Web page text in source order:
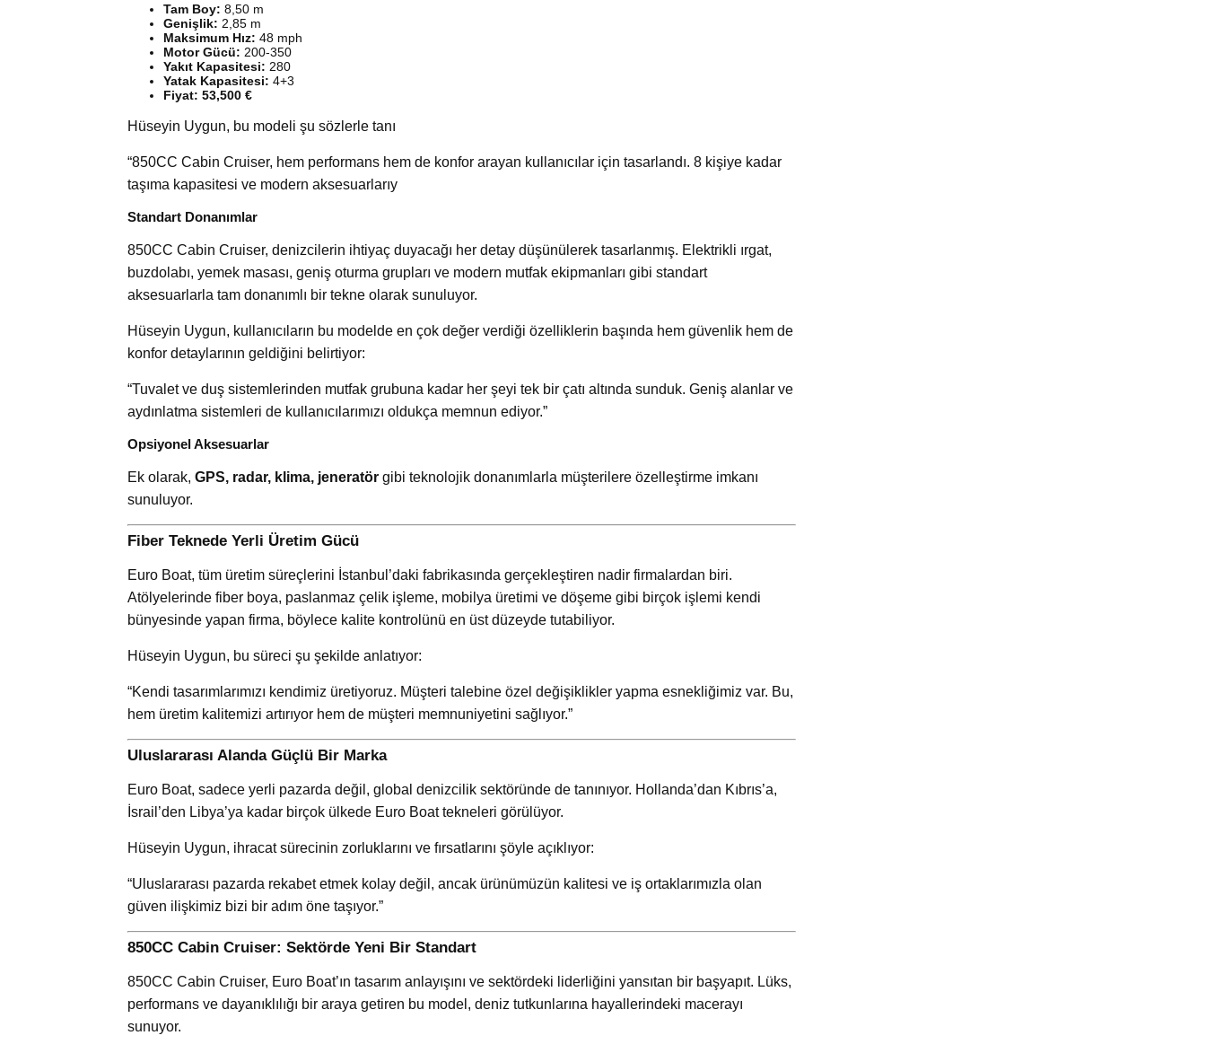
Tam Boy: 8,50 m
Genişlik: 2,85 m
Maksimum Hız: 48 mph
Motor Gücü: 200-350
Yakıt Kapasitesi: 280
Yatak Kapasitesi: 4+3
Fiyat: 53,500 €
Hüseyin Uygun, bu modeli şu sözlerle tanı
“850CC Cabin Cruiser, hem performans hem de konfor arayan kullanıcılar için tasarlandı. 8 kişiye kadar
taşıma kapasitesi ve modern aksesuarlarıy
Standart Donanımlar
850CC Cabin Cruiser, denizcilerin ihtiyaç duyacağı her detay düşünülerek tasarlanmış. Elektrikli ırgat,
buzdolabı, yemek masası, geniş oturma grupları ve modern mutfak ekipmanları gibi standart
aksesuarlarla tam donanımlı bir tekne olarak sunuluyor.
Hüseyin Uygun, kullanıcıların bu modelde en çok değer verdiği özelliklerin başında hem güvenlik hem de
konfor detaylarının geldiğini belirtiyor:
“Tuvalet ve duş sistemlerinden mutfak grubuna kadar her şeyi tek bir çatı altında sunduk. Geniş alanlar ve
aydınlatma sistemleri de kullanıcılarımızı oldukça memnun ediyor.”
Opsiyonel Aksesuarlar
Ek olarak, GPS, radar, klima, jeneratör gibi teknolojik donanımlarla müşterilere özelleştirme imkanı
sunuluyor.
Fiber Teknede Yerli Üretim Gücü
Euro Boat, tüm üretim süreçlerini İstanbul’daki fabrikasında gerçekleştiren nadir firmalardan biri.
Atölyelerinde fiber boya, paslanmaz çelik işleme, mobilya üretimi ve döşeme gibi birçok işlemi kendi
bünyesinde yapan firma, böylece kalite kontrolünü en üst düzeyde tutabiliyor.
Hüseyin Uygun, bu süreci şu şekilde anlatıyor:
“Kendi tasarımlarımızı kendimiz üretiyoruz. Müşteri talebine özel değişiklikler yapma esnekliğimiz var. Bu,
hem üretim kalitemizi artırıyor hem de müşteri memnuniyetini sağlıyor.”
Uluslararası Alanda Güçlü Bir Marka
Euro Boat, sadece yerli pazarda değil, global denizcilik sektöründe de tanınıyor. Hollanda’dan Kıbrıs’a,
İsrail’den Libya’ya kadar birçok ülkede Euro Boat tekneleri görülüyor.
Hüseyin Uygun, ihracat sürecinin zorluklarını ve fırsatlarını şöyle açıklıyor:
“Uluslararası pazarda rekabet etmek kolay değil, ancak ürünümüzün kalitesi ve iş ortaklarımızla olan
güven ilişkimiz bizi bir adım öne taşıyor.”
850CC Cabin Cruiser: Sektörde Yeni Bir Standart
850CC Cabin Cruiser, Euro Boat’ın tasarım anlayışını ve sektördeki liderliğini yansıtan bir başyapıt. Lüks,
performans ve dayanıklılığı bir araya getiren bu model, deniz tutkunlarına hayallerindeki macerayı
sunuyor.